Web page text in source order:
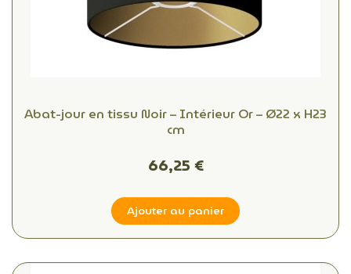
Abat-jour en tissu Noir – Intérieur Or – Ø22 x H23
cm
66,25 €
Ajouter au panier